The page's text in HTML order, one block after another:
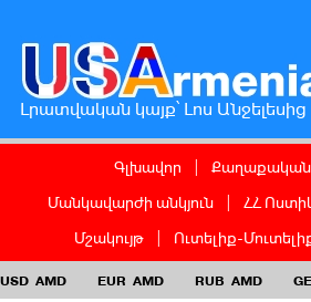
Լրատվական կայք՝ Լոս Անջելեսից
Գլխավոր
Մանկավարժի անկյուն
ՀՀ
Մշակույթ
Ուտելիք-
USD AMD EUR AMD RUB AMD